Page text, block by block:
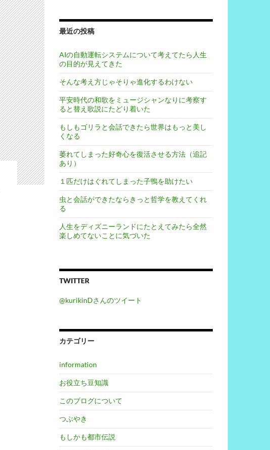
最近の投稿
AIの自動運転システムについて考えてたら人生
の目的が見えてきた
そんな考え方じゃそりゃ進化するわけない
平安時代の和歌をミュージシャンなりに考察す
ると替え歌説にたどり着いた
もしもゴリラと会話できたら世界はもっと美し
くなる
萎れてしまった好奇心を復活させる方法（追記
あり）
１匹だけはぐれてしまった子鴨を助けたい
虫と会話ができたならきっと哲学を教えてくれ
る
人生をディズニーランドにたとえてみたら全然
楽しめてないことに気づいた
TWITTER
@kurikinDさんのツイート
カテゴリー
information
お役立ち豆知識
このブログについて
つぶやき
もしかも都市伝説